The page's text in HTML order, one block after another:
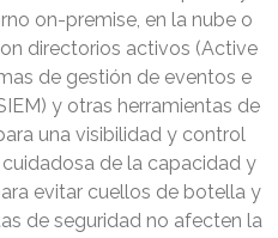
on-premise, en la nube o
directorios activos (Active
de gestión de eventos e
y otras herramientas de
una visibilidad y control
de la capacidad y
evitar cuellos de botella y
de seguridad no afecten la